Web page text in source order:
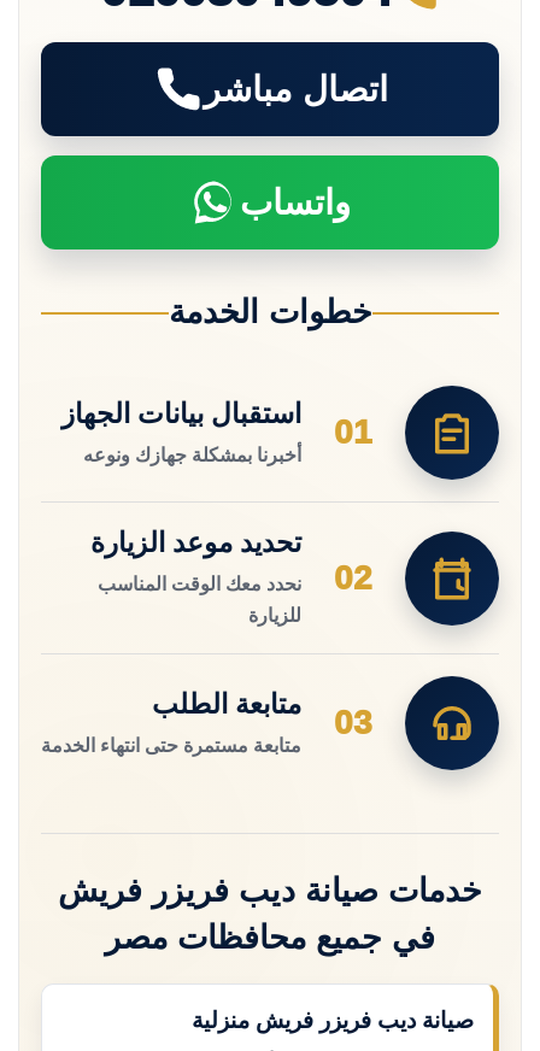
اتصال مباشر
واتساب
خطوات الخدمة
01
استقبال بيانات الجهاز
أخبرنا بمشكلة جهازك ونوعه
02
تحديد موعد الزيارة
نحدد معك الوقت المناسب
للزيارة
03
متابعة الطلب
متابعة مستمرة حتى انتهاء الخدمة
خدمات صيانة ديب فريزر فريش
في جميع محافظات مصر
صيانة ديب فريزر فريش منزلية